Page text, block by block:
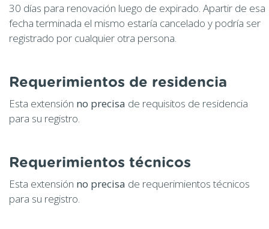
30 días para renovación luego de expirado. Apartir de esa
fecha terminada el mismo estaría cancelado y podría ser
registrado por cualquier otra persona.
Requerimientos de residencia
Esta extensión no precisa de requisitos de residencia
para su registro.
Requerimientos técnicos
Esta extensión no precisa de requerimientos técnicos
para su registro.